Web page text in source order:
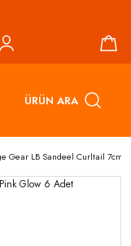
ÜRÜN ARA
Gear LB Sandeel Curltail 7cm